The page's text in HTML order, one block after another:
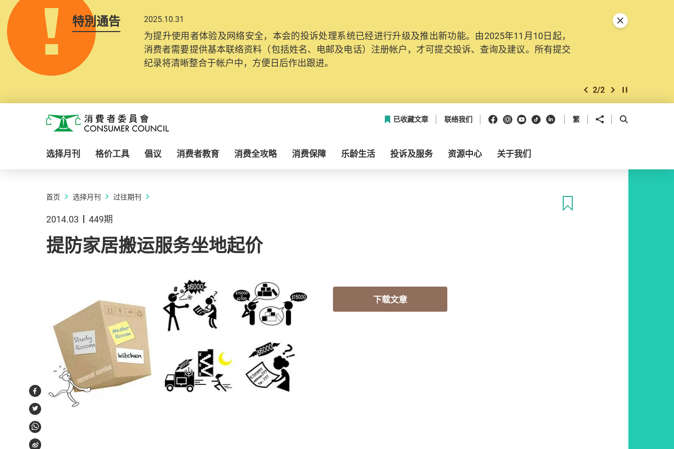
特別通告 2025.10.31
为提升使用者体验及网络安全，本会的投诉处理系统已经进行升级及推出新功能。由2025年11月10日起，
消费者需要提供基本联络资料（包括姓名、电邮及电话）注册帐户，才可提交投诉、查询及建议。所有提交
纪录将清晰整合于帐户中，方便日后作出跟进。
上一个
2/2 下一个开始/暂停幻灯
关闭特別通告
消费者委员会
已收藏文章 联络我们 Facebook
Instagram
Youtube
抖音领英 繁 分享到 开启搜寻框
选择月刊 格价工具 倡议 消费者教育 消费全攻略 消费保障 乐龄生活 投诉及服务 资源中心 关于我们
首页 选择月刊 过往期刊
2014.03 449期
提防家居搬运服务坐地起价
下载文章
Facebook
Twitter
WhatsApp